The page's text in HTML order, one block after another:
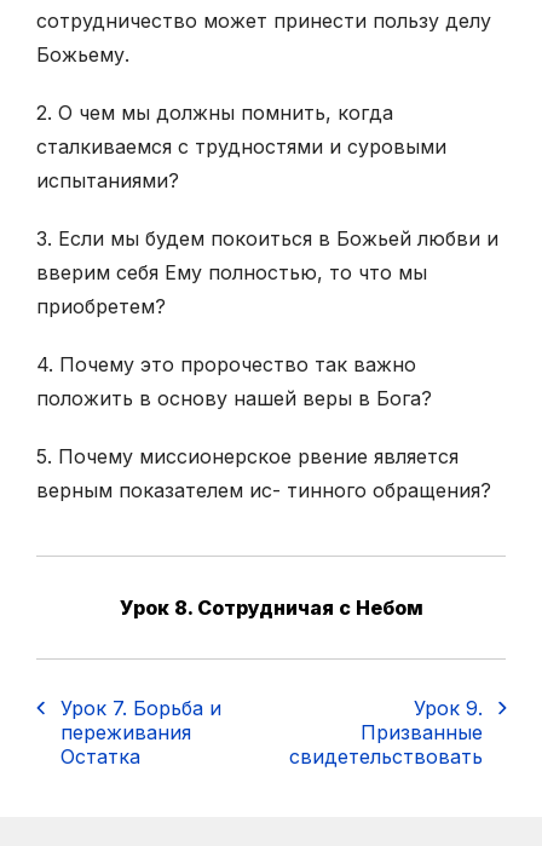
сотрудничество может принести пользу делу
Божьему.
2. О чем мы должны помнить, когда
сталкиваемся с трудностями и суровыми
испытаниями?
3. Если мы будем покоиться в Божьей любви и
вверим себя Ему полностью, то что мы
приобретем?
4. Почему это пророчество так важно
положить в основу нашей веры в Бога?
5. Почему миссионерское рвение является
верным показателем ис- тинного обращения?
Урок 8. Сотрудничая с Небом
Урок 7. Борьба и
переживания
Остатка
Урок 9.
Призванные
свидетельствовать